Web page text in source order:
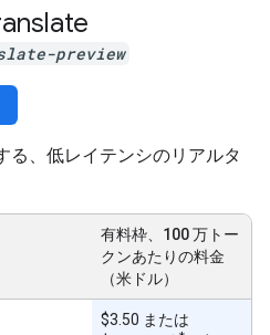
preview
る、低レイテンシのリアルタ
有料枠、100 万トー
クンあたりの料金
（米ドル）
$3.50 または